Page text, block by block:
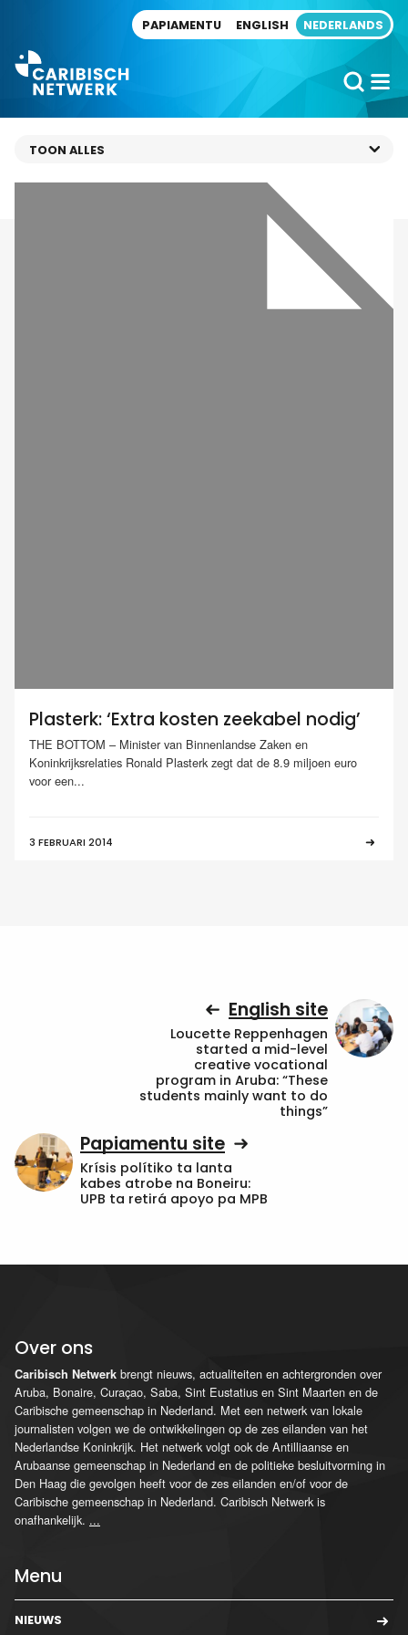
PAPIAMENTU ENGLISH NEDERLANDS
Plasterk: ‘Extra kosten zeekabel nodig’
THE BOTTOM – Minister van Binnenlandse Zaken en
Koninkrijksrelaties Ronald Plasterk zegt dat de 8.9 miljoen euro
voor een...
3 FEBRUARI 2014
English site
Loucette Reppenhagen
started a mid-level
creative vocational
program in Aruba: “These
students mainly want to do
things”
Papiamentu site
Krísis polítiko ta lanta
kabes atrobe na Boneiru:
UPB ta retirá apoyo pa MPB
Over ons
Caribisch Netwerk brengt nieuws, actualiteiten en achtergronden over
Aruba, Bonaire, Curaçao, Saba, Sint Eustatius en Sint Maarten en de
Caribische gemeenschap in Nederland. Met een netwerk van lokale
journalisten volgen we de ontwikkelingen op de zes eilanden van het
Nederlandse Koninkrijk. Het netwerk volgt ook de Antilliaanse en
Arubaanse gemeenschap in Nederland en de politieke besluitvorming in
Den Haag die gevolgen heeft voor de zes eilanden en/of voor de
Caribische gemeenschap in Nederland. Caribisch Netwerk is
onafhankelijk. ...
Menu
NIEUWS